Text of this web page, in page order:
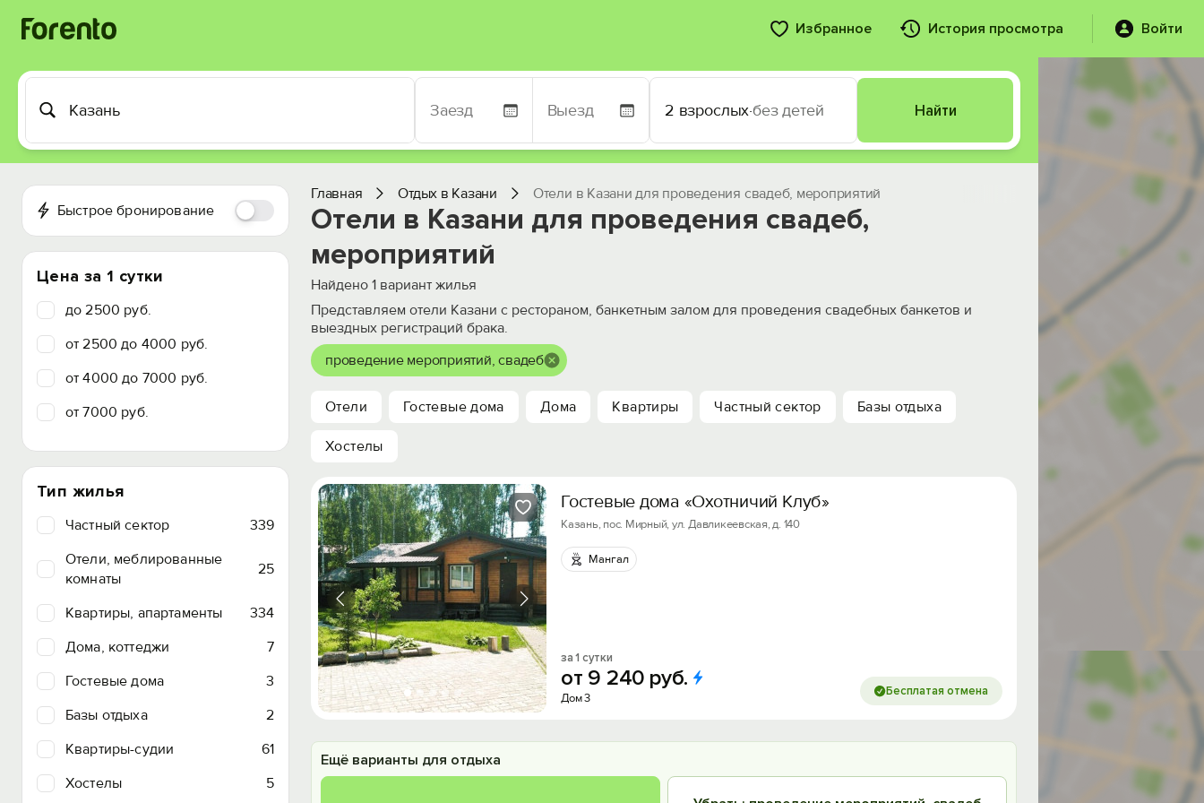
Избранное История просмотра Войти
2 взрослых·без детей Найти
Быстрое бронирование
Цена за 1 сутки
до 2500 руб.
от 2500 до 4000 руб.
от 4000 до 7000 руб.
от 7000 руб.
Тип жилья
Частный сектор
339
Отели, меблированные
комнаты
25
Квартиры, апартаменты
334
Дома, коттеджи
7
Гостевые дома
3
Базы отдыха
2
Квартиры-судии
61
Хостелы
5
Главная Отдых в Казани Отели в Казани для проведения свадеб, мероприятий
Отели в Казани для проведения свадеб,
мероприятий
Найдено 1 вариант жилья
Представляем отели Казани с рестораном, банкетным залом для проведения свадебных банкетов и
выездных регистраций брака.
проведение мероприятий, свадеб
Отели Гостевые дома Дома Квартиры Частный сектор Базы отдыха
Хостелы
Гостевые дома «Охотничий Клуб»
Казань, пос. Мирный, ул. Давликеевская, д. 140
Мангал
за 1 сутки
от 9 240 руб.
Дом 3 Бесплатая отмена
Ещё варианты для отдыха